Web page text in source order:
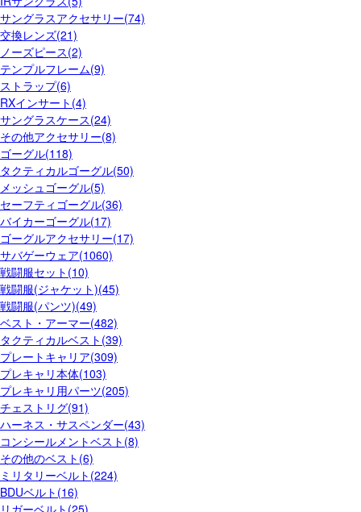
サングラスアクセサリー(74)
交換レンズ(21)
ノーズピース(2)
テンプルフレーム(9)
ストラップ(6)
RXインサート(4)
サングラスケース(24)
その他アクセサリー(8)
ゴーグル(118)
タクティカルゴーグル(50)
メッシュゴーグル(5)
セーフティゴーグル(36)
バイカーゴーグル(17)
ゴーグルアクセサリー(17)
サバゲーウェア(1060)
戦闘服セット(10)
戦闘服(ジャケット)(45)
戦闘服(パンツ)(49)
ベスト・アーマー(482)
タクティカルベスト(39)
プレートキャリア(309)
プレキャリ本体(103)
プレキャリ用パーツ(205)
チェストリグ(91)
ハーネス・サスペンダー(43)
コンシールメントベスト(8)
その他のベスト(6)
ミリタリーベルト(224)
BDUベルト(16)
リガーベルト(25)